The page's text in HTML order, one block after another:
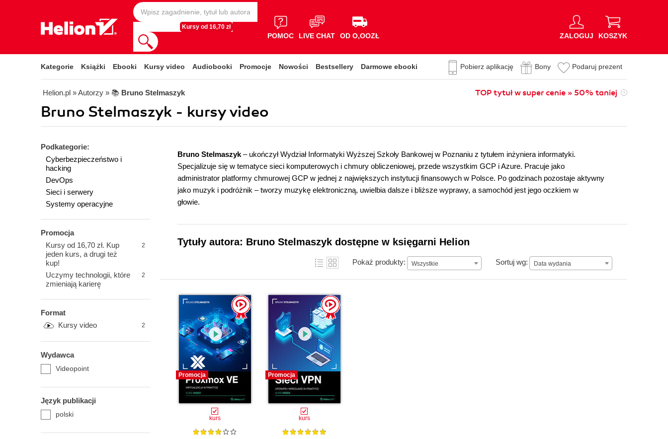
Kursy od 16,70 zł
POMOC LIVE CHAT OD O,OOZŁ ZALOGUJ KOSZYK
Kategorie Książki Ebooki Kursy video Audiobooki Promocje Nowości Bestsellery Darmowe ebooki Pobierz aplikację Bony Podaruj prezent
Helion.pl » Autorzy » 📚 Bruno Stelmaszyk TOP tytuł w super cenie » 50% taniej
Bruno Stelmaszyk - kursy video
Podkategorie:
Cyberbezpieczeństwo i
hacking
DevOps
Sieci i serwery
Systemy operacyjne
Promocja
Kursy od 16,70 zł. Kup
jeden kurs, a drugi też
kup!
2
Uczymy technologii, które
zmieniają karierę
2
Format
Kursy video
2
Wydawca
Videopoint
Język publikacji
polski
Bruno Stelmaszyk – ukończył Wydział Informatyki Wyższej Szkoły Bankowej w Poznaniu z tytułem inżyniera informatyki.
Specjalizuje się w tematyce sieci komputerowych i chmury obliczeniowej, przede wszystkim GCP i Azure. Pracuje jako
administrator platformy chmurowej GCP w jednej z największych instytucji finansowych w Polsce. Po godzinach pozostaje aktywny
jako muzyk i podróżnik – tworzy muzykę elektroniczną, uwielbia dalsze i bliższe wyprawy, a samochód jest jego oczkiem w
głowie.
Tytuły autora: Bruno Stelmaszyk dostępne w księgarni Helion
Pokaż produkty: Wszystkie Sortuj wg: Data wydania
Data wydania
Promocja
kurs
Promocja
kurs